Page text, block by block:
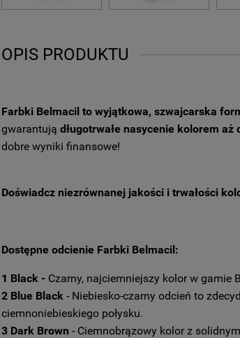
OPIS PRODUKTU
Farbki Belmacil to wyjątkowa, szwajcarska
gwarantują długotrwałe nasycenie kolorem aż
dobre wyniki finansowe!
Doświadcz niezrównanej jakości i trwałości
Dostępne odcienie Farbki Belmacil:
1 Black - Czarny, najciemniejszy kolor w gamie
2 Blue Black - Niebiesko-czarny odcień to
ciemnoniebieskiego połysku.
3 Dark Brown - Ciemnobrązowy kolor z